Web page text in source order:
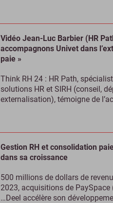
Vidéo Jean-Luc Barbier (HR
accompagnons Univet dans
paie »
Think RH 24 : HR Path,
solutions HR et SIRH (conseil,
externalisation), témoigne de
Gestion RH et consolidation
dans sa croissance
500 millions de dollars de
2023, acquisitions de PaySpace
…Deel accélère son